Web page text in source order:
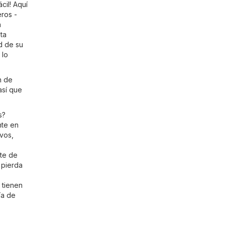
Aquí
-
de su
lo
de
que
en
de
tienen
de